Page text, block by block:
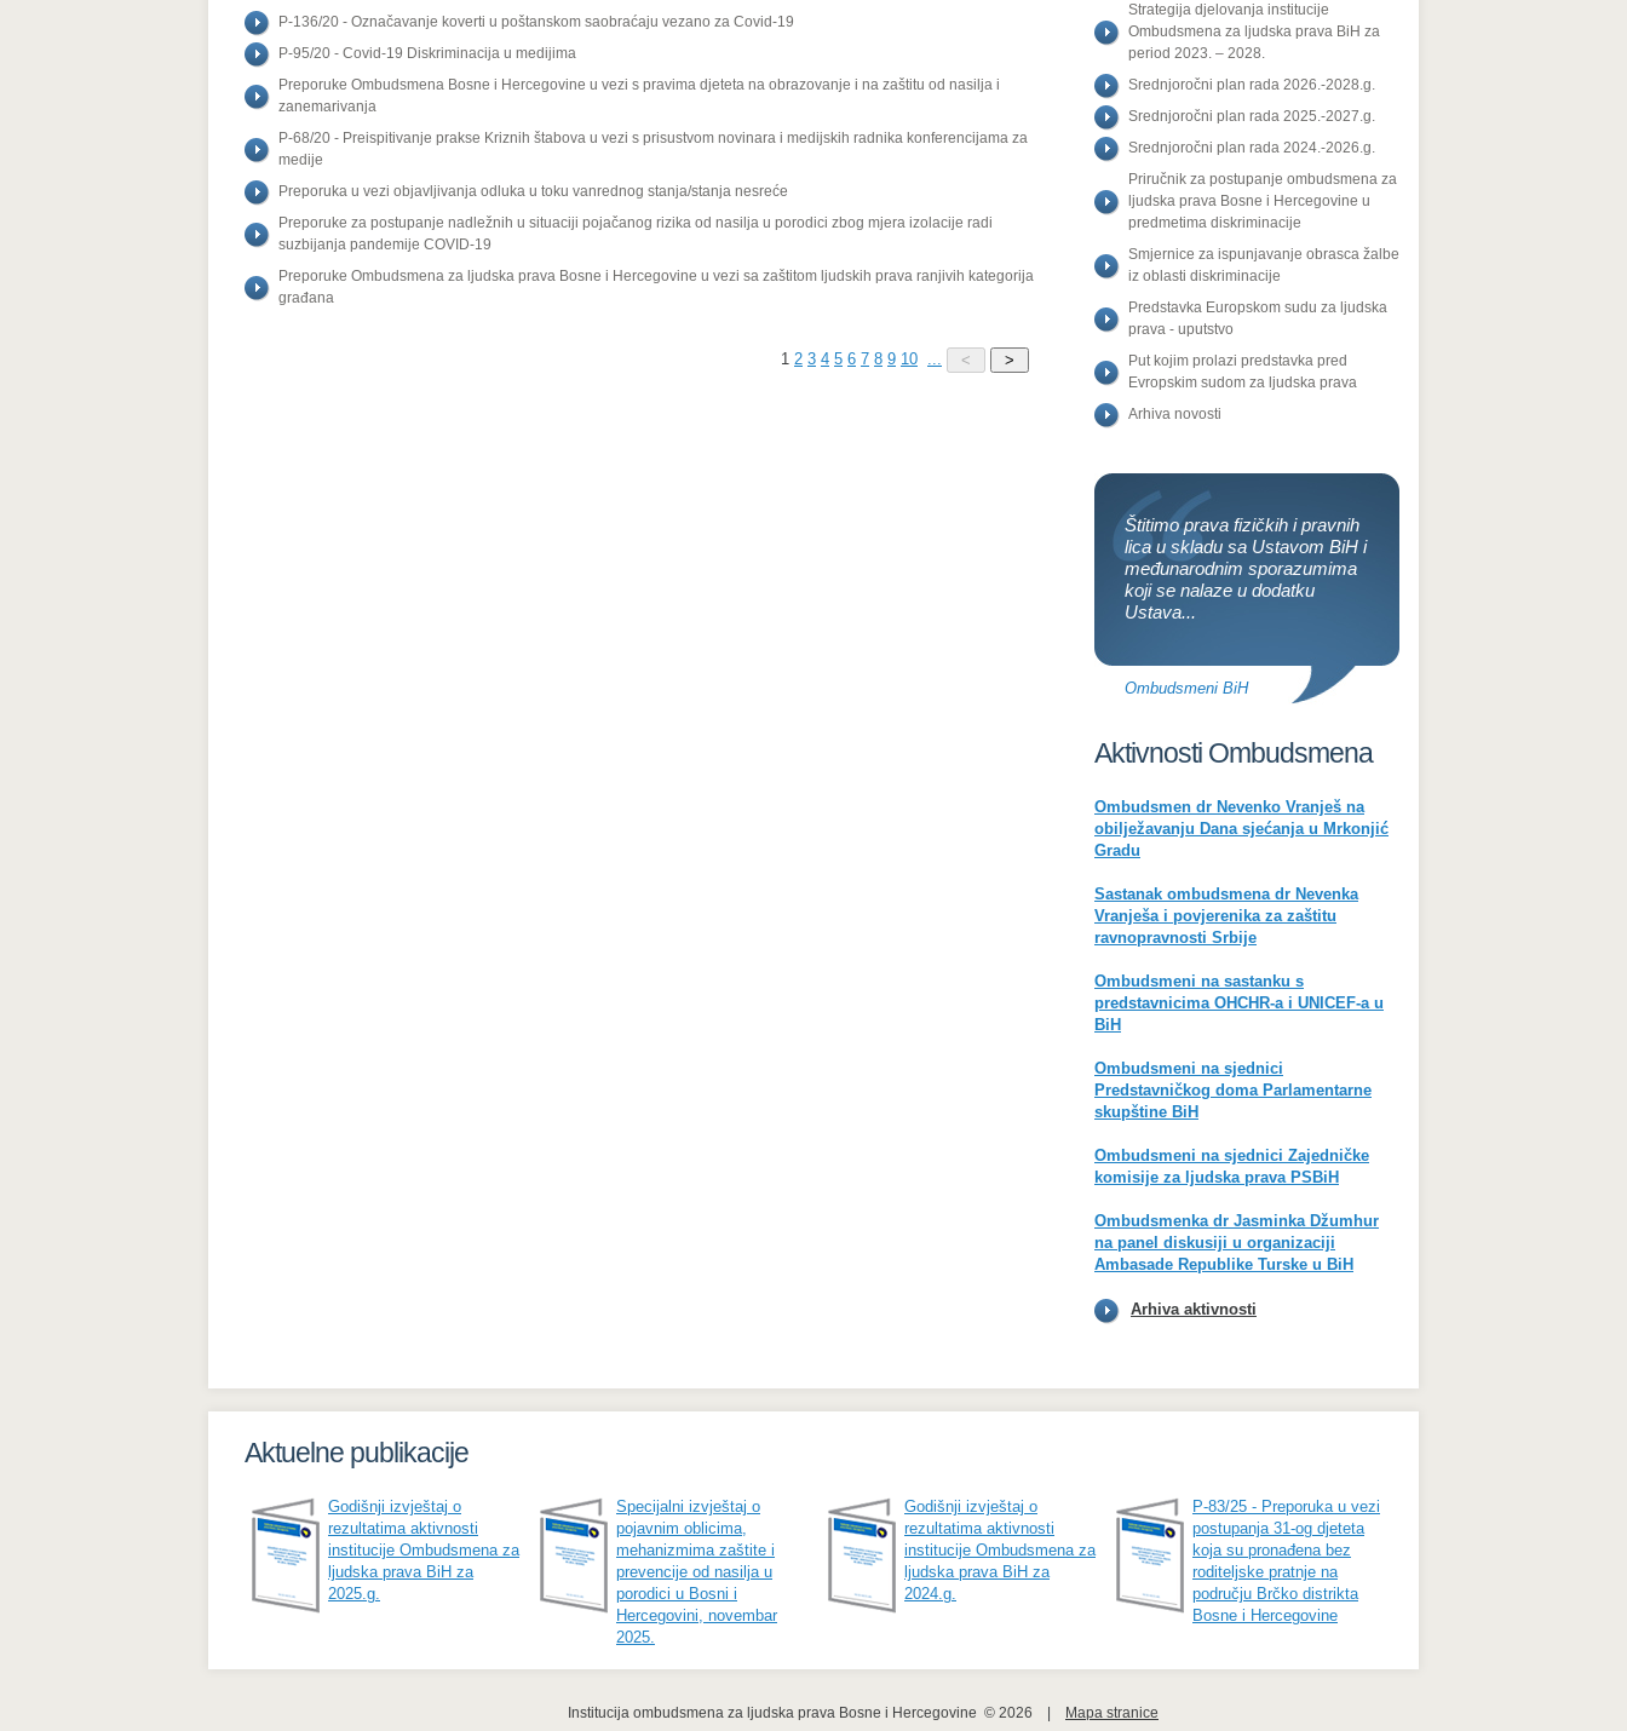
P-136/20 - Označavanje koverti u poštanskom saobraćaju vezano za Covid-19
P-95/20 - Covid-19 Diskriminacija u medijima
Preporuke Ombudsmena Bosne i Hercegovine u vezi s pravima djeteta na obrazovanje i na zaštitu od nasilja i
zanemarivanja
P-68/20 - Preispitivanje prakse Kriznih štabova u vezi s prisustvom novinara i medijskih radnika konferencijama za
medije
Preporuka u vezi objavljivanja odluka u toku vanrednog stanja/stanja nesreće
Preporuke za postupanje nadležnih u situaciji pojačanog rizika od nasilja u porodici zbog mjera izolacije radi
suzbijanja pandemije COVID-19
Preporuke Ombudsmena za ljudska prava Bosne i Hercegovine u vezi sa zaštitom ljudskih prava ranjivih kategorija
građana
1 2 3 4 5 6 7 8 9 10
Strategija djelovanja institucije
Ombudsmena za ljudska prava BiH za
period 2023. – 2028.
Srednjoročni plan rada 2026.-2028.g.
Srednjoročni plan rada 2025.-2027.g.
Srednjoročni plan rada 2024.-2026.g.
Priručnik za postupanje ombudsmena za
ljudska prava Bosne i Hercegovine u
predmetima diskriminacije
Smjernice za ispunjavanje obrasca žalbe
iz oblasti diskriminacije
Predstavka Europskom sudu za ljudska
prava - uputstvo
Put kojim prolazi predstavka pred
Evropskim sudom za ljudska prava
Arhiva novosti
Štitimo prava fizičkih i pravnih
lica u skladu sa Ustavom BiH i
međunarodnim sporazumima
koji se nalaze u dodatku
Ustava...
Ombudsmeni BiH
Aktivnosti Ombudsmena
Ombudsmen dr Nevenko Vranješ na
obilježavanju Dana sjećanja u Mrkonjić
Gradu
Sastanak ombudsmena dr Nevenka
Vranješa i povjerenika za zaštitu
ravnopravnosti Srbije
Ombudsmeni na sastanku s
predstavnicima OHCHR-a i UNICEF-a u
BiH
Ombudsmeni na sjednici
Predstavničkog doma Parlamentarne
skupštine BiH
Ombudsmeni na sjednici Zajedničke
komisije za ljudska prava PSBiH
Ombudsmenka dr Jasminka Džumhur
na panel diskusiji u organizaciji
Ambasade Republike Turske u BiH
Arhiva aktivnosti
Aktuelne publikacije
Godišnji izvještaj o
rezultatima aktivnosti
institucije Ombudsmena za
ljudska prava BiH za
2025.g.
Specijalni izvještaj o
pojavnim oblicima,
mehanizmima zaštite i
prevencije od nasilja u
porodici u Bosni i
Hercegovini, novembar
2025.
Godišnji izvještaj o
rezultatima aktivnosti
institucije Ombudsmena za
ljudska prava BiH za
2024.g.
P-83/25 - Preporuka u vezi
postupanja 31-og djeteta
koja su pronađena bez
roditeljske pratnje na
području Brčko distrikta
Bosne i Hercegovine
Institucija ombudsmena za ljudska prava Bosne i Hercegovine  © 2026    | Mapa stranice